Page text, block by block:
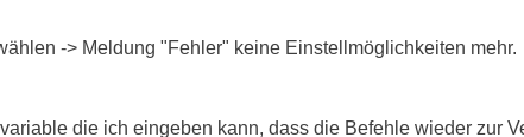
-> Meldung "Fehler" keine Einstellmöglichkeiten mehr.
die ich eingeben kann, dass die Befehle wieder zur